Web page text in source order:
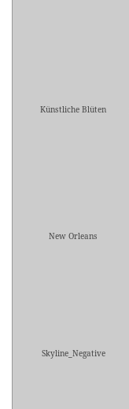
Künstliche Blüten
New Orleans
Skyline_Negative